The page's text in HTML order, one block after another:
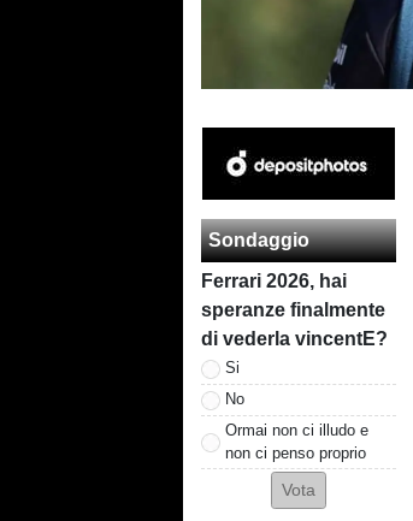
Sondaggio
Ferrari 2026, hai
speranze finalmente
di vederla vincentE?
Si
No
Ormai non ci illudo e
non ci penso proprio